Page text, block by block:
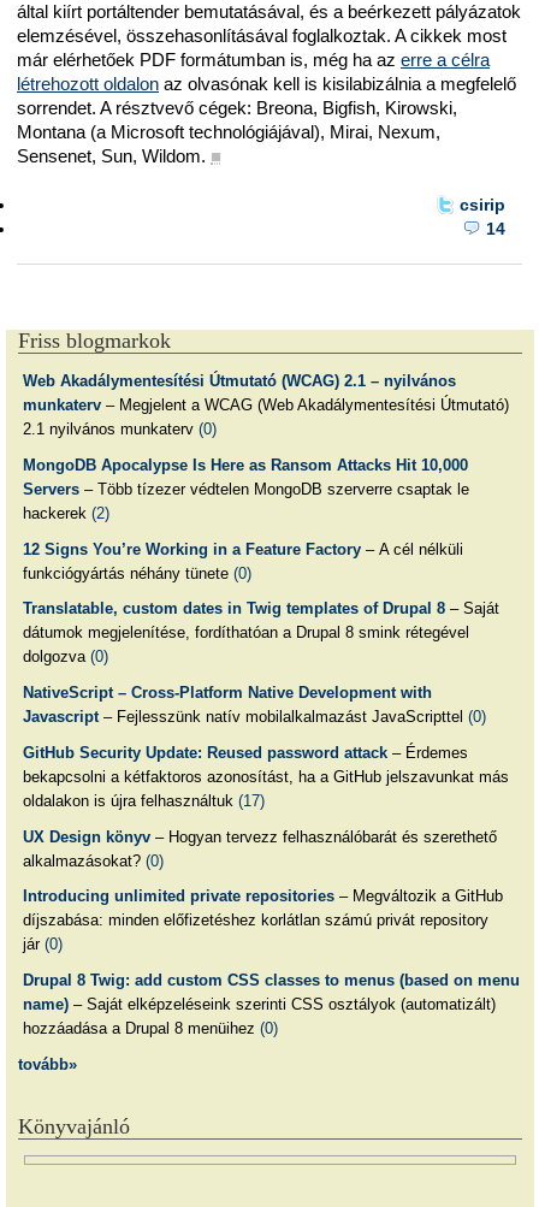
által kiírt portáltender bemutatásával, és a beérkezett pályázatok
elemzésével, összehasonlításával foglalkoztak. A cikkek most
már elérhetőek PDF formátumban is, még ha az erre a célra
létrehozott oldalon az olvasónak kell is kisilabizálnia a megfelelő
sorrendet. A résztvevő cégek: Breona, Bigfish, Kirowski,
Montana (a Microsoft technológiájával), Mirai, Nexum,
Sensenet, Sun, Wildom. ■
csirip
14
Friss blogmarkok
Web Akadálymentesítési Útmutató (WCAG) 2.1 – nyilvános
munkaterv– Megjelent a WCAG (Web Akadálymentesítési Útmutató)
2.1 nyilvános munkaterv (0)
MongoDB Apocalypse Is Here as Ransom Attacks Hit 10,000
Servers– Több tízezer védtelen MongoDB szerverre csaptak le
hackerek (2)
12 Signs You’re Working in a Feature Factory– A cél nélküli
funkciógyártás néhány tünete (0)
Translatable, custom dates in Twig templates of Drupal 8– Saját
dátumok megjelenítése, fordíthatóan a Drupal 8 smink rétegével
dolgozva (0)
NativeScript – Cross-Platform Native Development with
Javascript– Fejlesszünk natív mobilalkalmazást JavaScripttel (0)
GitHub Security Update: Reused password attack– Érdemes
bekapcsolni a kétfaktoros azonosítást, ha a GitHub jelszavunkat más
oldalakon is újra felhasználtuk (17)
UX Design könyv– Hogyan tervezz felhasználóbarát és szerethető
alkalmazásokat? (0)
Introducing unlimited private repositories– Megváltozik a GitHub
díjszabása: minden előfizetéshez korlátlan számú privát repository
jár (0)
Drupal 8 Twig: add custom CSS classes to menus (based on menu
name)– Saját elképzeléseink szerinti CSS osztályok (automatizált)
hozzáadása a Drupal 8 menüihez (0)
tovább»
Könyvajánló